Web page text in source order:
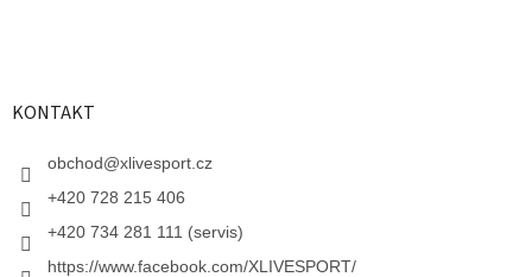
KONTAKT
obchod@xlivesport.cz
+420 728 215 406
+420 734 281 111 (servis)
https://www.facebook.com/XLIVESPORT/